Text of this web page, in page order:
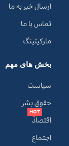
ارسال خبر به ما
تماس با ما
مارکیتینگ
بخش های مهم
سیاست
حقوق بشر
اقتصاد
HOT
اجتماع